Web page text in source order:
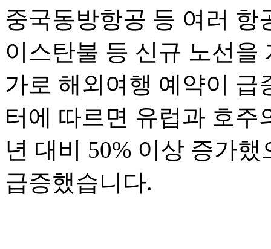
중국동방항공 등 여러 항
이스탄불 등 신규 노선을
가로 해외여행 예약이 급
터에 따르면 유럽과 호주
년 대비 50% 이상 증가
급증했습니다.